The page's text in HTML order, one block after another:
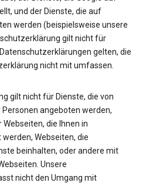
und der Dienste, die auf
werden (beispielsweise unsere
gilt nicht für
gelten, die
nicht mit umfassen.
gilt nicht für Dienste, die von
angeboten werden,
die Ihnen in
Webseiten, die
beinhalten, oder andere mit
Unsere
nicht den Umgang mit